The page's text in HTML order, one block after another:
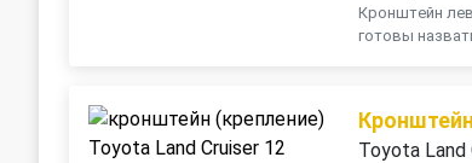
Кронштейн
готовы
Toyota Land